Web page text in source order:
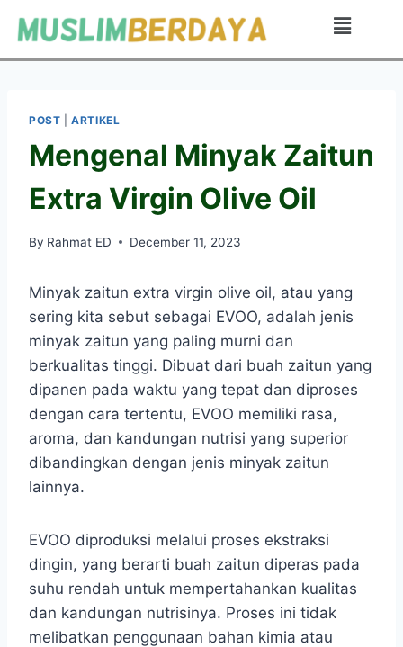
POST |ARTIKEL
Mengenal Minyak Zaitun
Extra Virgin Olive Oil
By Rahmat ED December 11, 2023
Minyak zaitun extra virgin olive oil, atau yang
sering kita sebut sebagai EVOO, adalah jenis
minyak zaitun yang paling murni dan
berkualitas tinggi. Dibuat dari buah zaitun yang
dipanen pada waktu yang tepat dan diproses
dengan cara tertentu, EVOO memiliki rasa,
aroma, dan kandungan nutrisi yang superior
dibandingkan dengan jenis minyak zaitun
lainnya.
EVOO diproduksi melalui proses ekstraksi
dingin, yang berarti buah zaitun diperas pada
suhu rendah untuk mempertahankan kualitas
dan kandungan nutrisinya. Proses ini tidak
melibatkan penggunaan bahan kimia atau